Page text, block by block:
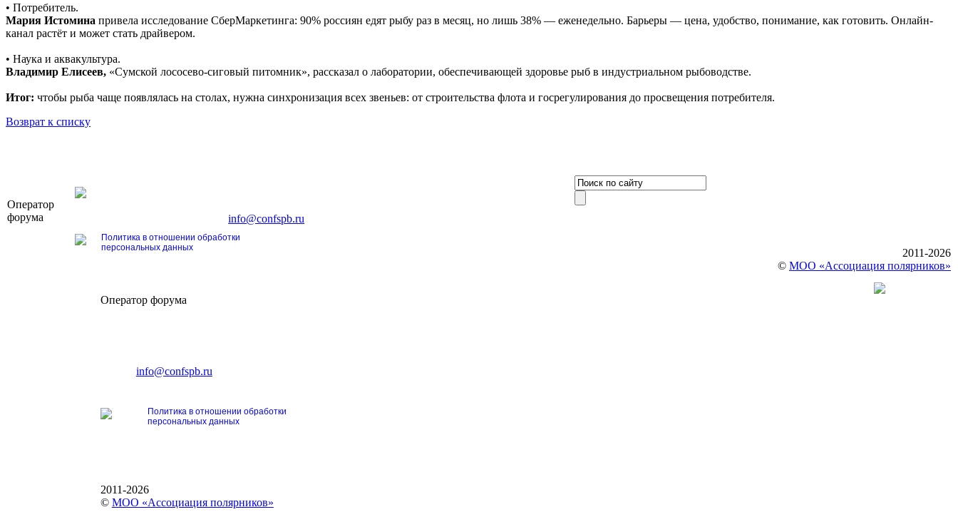
• Потребитель.
Мария Истомина привела исследование СберМаркетинга: 90% россиян едят рыбу раз в месяц, но лишь 38% — еженедельно. Барьеры — цена, удобство, понимание, как готовить. Онлайн-
канал растёт и может стать драйвером.
• Наука и аквакультура.
Владимир Елисеев, «Сумской лососево-сиговый питомник», рассказал о лаборатории, обеспечивающей здоровье рыб в индустриальном рыбоводстве.
Итог: чтобы рыба чаще появлялась на столах, нужна синхронизация всех звеньев: от строительства флота и госрегулирования до просвещения потребителя.
Возврат к списку
Оператор
форума
Тел. +7 (812) 327-93-70, E-mail:info@confspb.ru
Политика в отношении обработки
персональных данных
2011-2026
© МОО «Ассоциация полярников»
Оператор форума
info@confspb.ru
Политика в отношении обработки
персональных данных
2011-2026
© МОО «Ассоциация полярников»